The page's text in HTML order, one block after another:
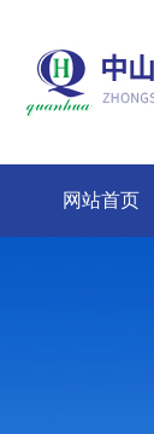
网站首页